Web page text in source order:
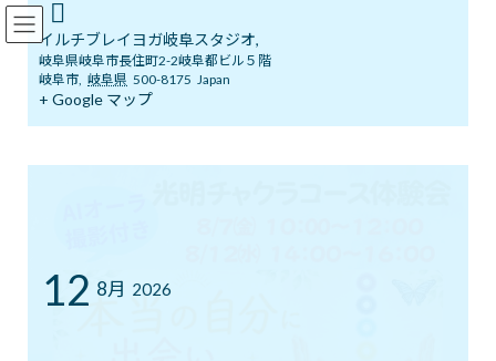
コ
ン
ナ
ビ
イルチブレインヨガ岐阜スタジオ
2020年4月12日
イルチブレイヨガ岐阜スタジオ,
岐阜県岐阜市長住町2-2岐阜都ビル５階
岐阜市, 岐阜県 500-8175 Japan
+ Google マップ
12 8月 2026